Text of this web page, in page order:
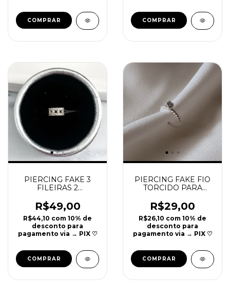
PIERCING FAKE 3
FILEIRAS 2
BOLINHAS PRATA
925 | 8CM | REF P13
R$49,00
R$44,10 com 10% de
desconto para
pagamento via → PIX ♡
PIERCING FAKE FIO
TORCIDO PARA
PONTO LUZ PRATA
925 | 1CM | REF P28
R$29,00
R$26,10 com 10% de
desconto para
pagamento via → PIX ♡